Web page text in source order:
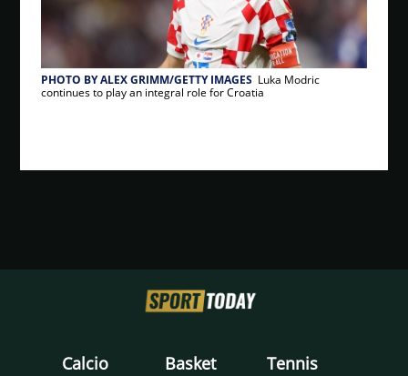
PHOTO BY ALEX GRIMM/GETTY IMAGES Luka Modric
continues to play an integral role for Croatia
Calcio Basket Tennis